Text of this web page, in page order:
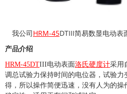
我公司 HRM-45DTIII简易数显电动表
产品介绍
HRM-45DTIII电动表面洛氏硬度计采用
调总试验力保持时间的电位器，试验
得，所以操作简便迅速，没有人为的操